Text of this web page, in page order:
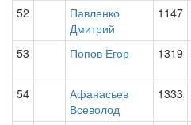
52
Павленко
Дмитрий
1147
53 Попов Егор 1319
54
Афанасьев
Всеволод
1333